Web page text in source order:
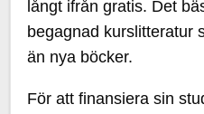
långt ifrån gratis. Det
begagnad kurslitteratur
än nya böcker.
För att finansiera sin